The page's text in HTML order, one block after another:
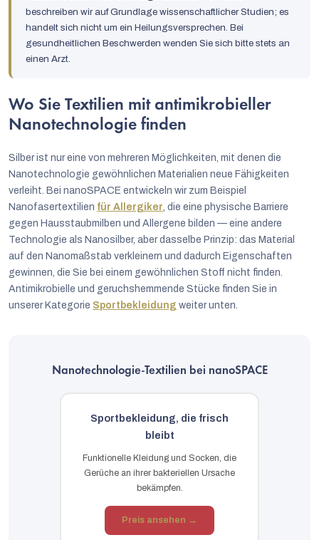
beschreiben wir auf Grundlage wissenschaftlicher Studien; es
handelt sich nicht um ein Heilungsversprechen. Bei
gesundheitlichen Beschwerden wenden Sie sich bitte stets an
einen Arzt.
Wo Sie Textilien mit antimikrobieller
Nanotechnologie finden
Silber ist nur eine von mehreren Möglichkeiten, mit denen die
Nanotechnologie gewöhnlichen Materialien neue Fähigkeiten
verleiht. Bei nanoSPACE entwickeln wir zum Beispiel
Nanofasertextilien für Allergiker , die eine physische Barriere
gegen Hausstaubmilben und Allergene bilden — eine andere
Technologie als Nanosilber, aber dasselbe Prinzip: das Material
auf den Nanomaßstab verkleinern und dadurch Eigenschaften
gewinnen, die Sie bei einem gewöhnlichen Stoff nicht finden.
Antimikrobielle und geruchshemmende Stücke finden Sie in
unserer Kategorie Sportbekleidung weiter unten.
Nanotechnologie-Textilien bei nanoSPACE
Sportbekleidung, die frisch
bleibt
Funktionelle Kleidung und Socken, die
Gerüche an ihrer bakteriellen Ursache
bekämpfen.
Preis ansehen →